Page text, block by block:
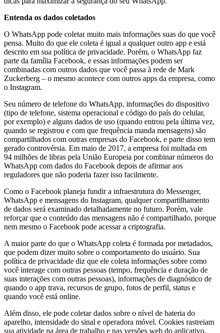
Entenda os dados coletados
O WhatsApp pode coletar muito mais informações suas do que você
pensa. Muito do que ele coleta é igual a qualquer outro app e está
descrito em sua política de privacidade. Porém, o WhatsApp faz
parte da família Facebook, e essas informações podem ser
combinadas com outros dados que você passa à rede de Mark
Zuckerberg – o mesmo acontece com outros apps da empresa, como
o Instagram.
Seu número de telefone do WhatsApp, informações do dispositivo
(tipo de telefone, sistema operacional e código do país do celular,
por exemplo) e alguns dados de uso (quando entrou pela última vez,
quando se registrou e com que frequência manda mensagens) são
compartilhados com outras empresas do Facebook, e parte disso tem
gerado controvérsia. Em maio de 2017, a empresa foi multada em
94 milhões de libras pela União Europeia por combinar números do
WhatsApp com dados do Facebook depois de afirmar aos
reguladores que não poderia fazer isso facilmente.
Como o Facebook planeja fundir a infraestrutura do Messenger,
WhatsApp e mensagens do Instagram, qualquer compartilhamento
de dados será examinado detalhadamente no futuro. Porém, vale
reforçar que o conteúdo das mensagens não é compartilhado, porque
nem mesmo o Facebook pode acessar a criptografia.
A maior parte do que o WhatsApp coleta é formada por metadados,
que podem dizer muito sobre o comportamento do usuário. Sua
política de privacidade diz que ele coleta informações sobre como
você interage com outras pessoas (tempo, frequência e duração de
suas interações com outras pessoas), informações de diagnóstico de
quando o app trava, recursos de grupo, fotos de perfil, status e
quando você está online.
Além disso, ele pode coletar dados sobre o nível de bateria do
aparelho, intensidade do sinal e operadora móvel. Cookies rastreiam
sua atividade na área de trabalho e nas versões web do aplicativo,